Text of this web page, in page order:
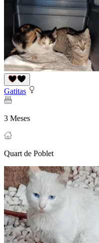
Gatitas
3 Meses
Quart de Poblet